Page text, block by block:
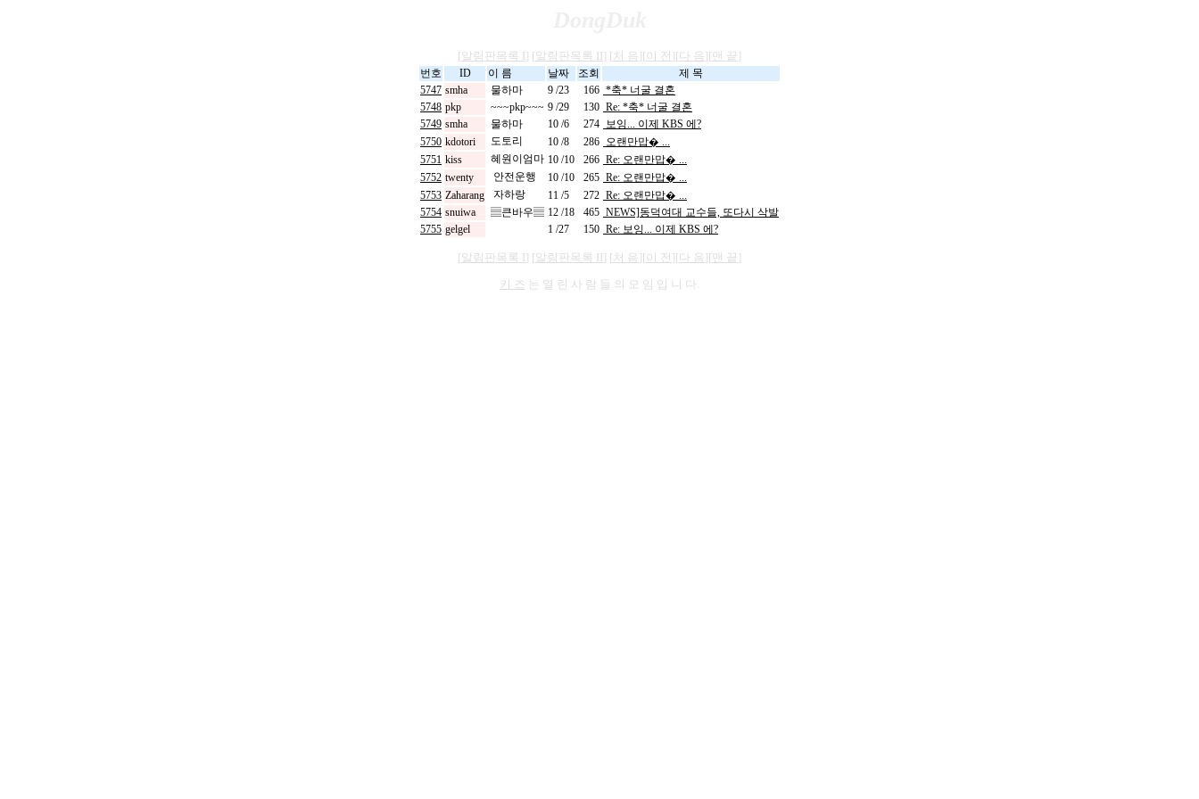
알림판목록 I 알림판목록 II 처 음 이 전 다 음 맨 끝
번호 ID 이 름 날짜 조회
제 목
5747 smha 물하마 9 /23 166 *축* 너굴 결혼
5748 pkp ~~~pkp~~~ 9 /29 130 Re: *축* 너굴 결혼
5749 smha 물하마 10 /6 274
보잉... 이제 KBS 에?
5750 kdotori 도토리 10 /8 286
오랜만맙� ...
5751 kiss 혜원이엄마 10 /10 266 Re: 오랜만맙� ...
5752 twenty 안전운행 10 /10 265 Re: 오랜만맙� ...
5753 Zaharang 자하랑 11 /5 272 Re: 오랜만맙� ...
5754 snuiwa ▤큰바우▤ 12 /18 465 NEWS]동덕여대 교수들, 또다시 삭발
5755 gelgel 1 /27 150 Re: 보잉... 이제 KBS 에?
알림판목록 I 알림판목록 II 처 음 이 전 다 음 맨 끝
키 즈 는 열 린 사 람 들 의 모 임 입 니 다.